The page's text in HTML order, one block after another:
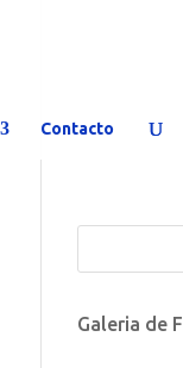
Contacto
Galeria de